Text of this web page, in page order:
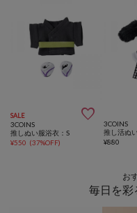
SALE 
3COINS
推しぬい服浴衣：S
¥550 (37%OFF)
3COINS
¥880
お
毎日を彩